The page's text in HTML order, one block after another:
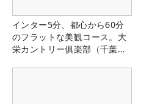
インター5分、都心から60分
のフラットな美観コース。大
栄カントリー俱楽部（千葉